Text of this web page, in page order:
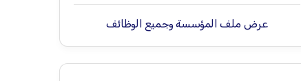
عرض ملف المؤسسة وجميع الوظائف